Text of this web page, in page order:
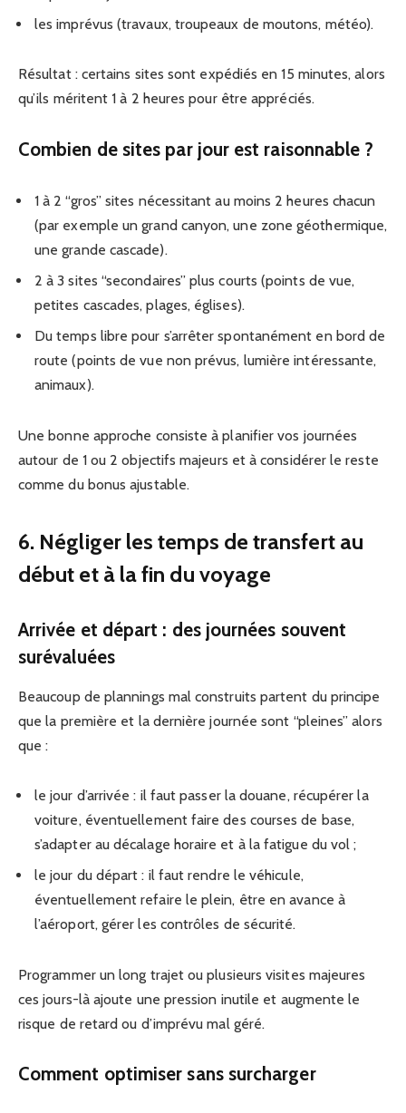
les imprévus (travaux, troupeaux de moutons, météo).
Résultat : certains sites sont expédiés en 15 minutes, alors
qu’ils méritent 1 à 2 heures pour être appréciés.
Combien de sites par jour est raisonnable ?
1 à 2 “gros” sites nécessitant au moins 2 heures chacun
(par exemple un grand canyon, une zone géothermique,
une grande cascade).
2 à 3 sites “secondaires” plus courts (points de vue,
petites cascades, plages, églises).
Du temps libre pour s’arrêter spontanément en bord de
route (points de vue non prévus, lumière intéressante,
animaux).
Une bonne approche consiste à planifier vos journées
autour de 1 ou 2 objectifs majeurs et à considérer le reste
comme du bonus ajustable.
6. Négliger les temps de transfert au
début et à la fin du voyage
Arrivée et départ : des journées souvent
surévaluées
Beaucoup de plannings mal construits partent du principe
que la première et la dernière journée sont “pleines” alors
que :
le jour d’arrivée : il faut passer la douane, récupérer la
voiture, éventuellement faire des courses de base,
s’adapter au décalage horaire et à la fatigue du vol ;
le jour du départ : il faut rendre le véhicule,
éventuellement refaire le plein, être en avance à
l’aéroport, gérer les contrôles de sécurité.
Programmer un long trajet ou plusieurs visites majeures
ces jours-là ajoute une pression inutile et augmente le
risque de retard ou d’imprévu mal géré.
Comment optimiser sans surcharger